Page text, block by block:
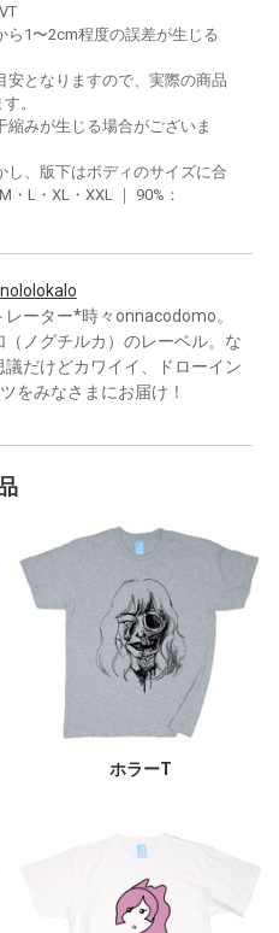
1〜2cm程度の誤差が生じる
となりますので、実際の商品
。
みが生じる場合がございま
、版下はボディのサイズに合
L・XL・XXL ｜ 90%：
nololokalo
レーター*時々onnacodomo。
（ノグチルカ）のレーベル。な
議だけどカワイイ、ドローイン
をみなさまにお届け！
ホラーT